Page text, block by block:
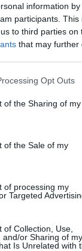
information
participants.
to third parties on
that may further
app uses
or usage
to Google and its
specified
Opt Outs
of the Sharing of my
of the Sale of my
of processing my
Targeted
of Collection, Use,
and/or Sharing of my
Is Unrelated with